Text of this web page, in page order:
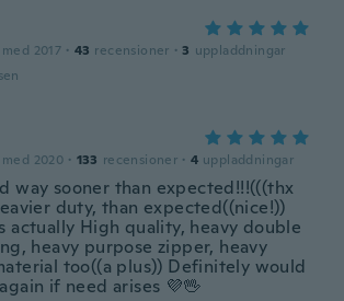
2017 · 43 recensioner · 3 uppladdningar
2020 · 133 recensioner · 4 uppladdningar
way sooner than expected!!!(((thx
duty, than expected((nice!))
actually High quality, heavy double
heavy purpose zipper, heavy
too((a plus)) Definitely would
if need arises 💜🖖